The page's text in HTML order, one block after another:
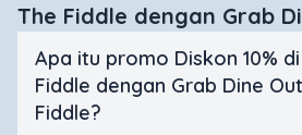
The Fiddle dengan Grab
Apa itu promo Diskon 10%
Fiddle dengan Grab Dine
Fiddle?